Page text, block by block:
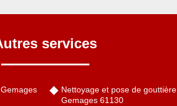
services
Nettoyage et pose de gouttière
Gemages 61130